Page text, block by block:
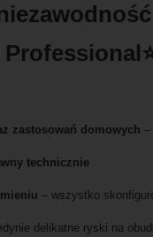
zastosowań domowych –
technicznie
– wszystko
delikatne ryski na